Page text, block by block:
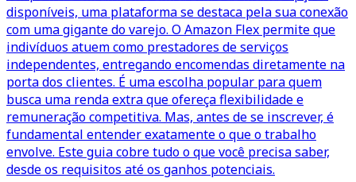
disponíveis, uma plataforma se destaca pela sua conexão
com uma gigante do varejo. O Amazon Flex permite que
indivíduos atuem como prestadores de serviços
independentes, entregando encomendas diretamente na
porta dos clientes. É uma escolha popular para quem
busca uma renda extra que ofereça flexibilidade e
remuneração competitiva. Mas, antes de se inscrever, é
fundamental entender exatamente o que o trabalho
envolve. Este guia cobre tudo o que você precisa saber,
desde os requisitos até os ganhos potenciais.